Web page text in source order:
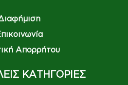
Απορρήτου
ΚΑΤΗΓΟΡΙΕΣ